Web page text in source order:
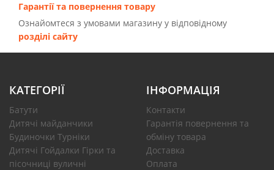
Гарантії та повернення товару
Ознайомтеся з умовами магазину у відповідному
розділі сайту
КАТЕГОРІЇ
Батути
Дитячі майданчики
Будиночки Турніки
Дитячі Гойдалки Гірки та
пісочниці вуличні
ІНФОРМАЦІЯ
Контакти
Гарантія повернення та
обміну товара
Доставка
Оплата